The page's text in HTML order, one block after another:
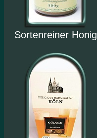
Sortenreiner Honig